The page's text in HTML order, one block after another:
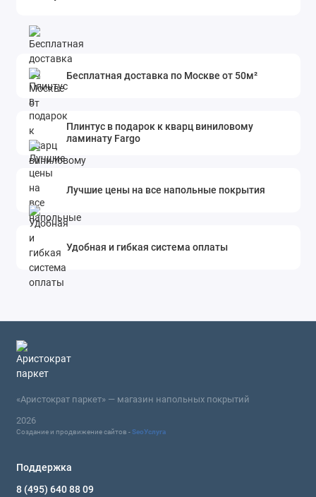
Бесплатная доставка по Москве от 50м²
Плинтус в подарок к кварц виниловому
ламинату Fargo
Лучшие цены на все напольные покрытия
Удобная и гибкая система оплаты
«Аристократ паркет» — магазин напольных покрытий
2026
Создание и продвижение сайтов -SeoУслуга
Поддержка
8 (495) 640 88 09